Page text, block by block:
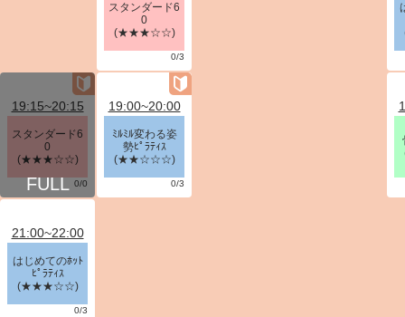
スタンダード6
0
(★★★☆☆)
0/3
19:15~20:15
スタンダード6
0
(★★★☆☆)
0/0
19:00~20:00
ﾐﾙﾐﾙ変わる姿
勢ﾋﾟﾗﾃｨｽ
(★★☆☆☆)
0/3
21:00~22:00
はじめてのﾎｯﾄ
ﾋﾟﾗﾃｨｽ
(★★★☆☆)
0/3